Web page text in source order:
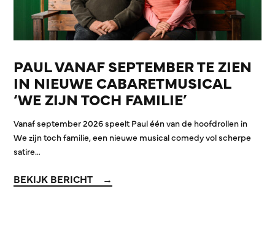
PAUL VANAF SEPTEMBER TE ZIEN
IN NIEUWE CABARETMUSICAL
‘WE ZIJN TOCH FAMILIE’
Vanaf september 2026 speelt Paul één van de hoofdrollen in
We zijn toch familie, een nieuwe musical comedy vol scherpe
satire…
BEKIJK BERICHT